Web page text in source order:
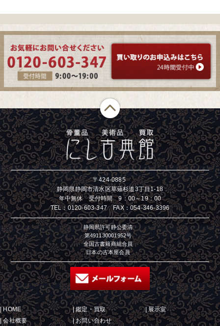
〒424-0885
静岡県静岡市清水区草薙杉道3丁目1-18
年中無休 受付時間 9：00～19：00
TEL： 0120-603-347FAX：054-346-3396
静岡県許可静公委清
第491130001952号
全国古書籍商組合員
日本の古本屋会員
|HOME |鑑定・買取 |展示室
|会社概要 |お問い合わせ